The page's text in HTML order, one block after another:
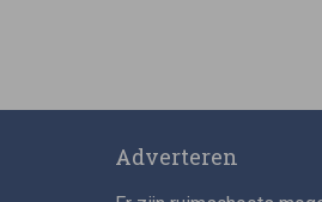
Adverteren